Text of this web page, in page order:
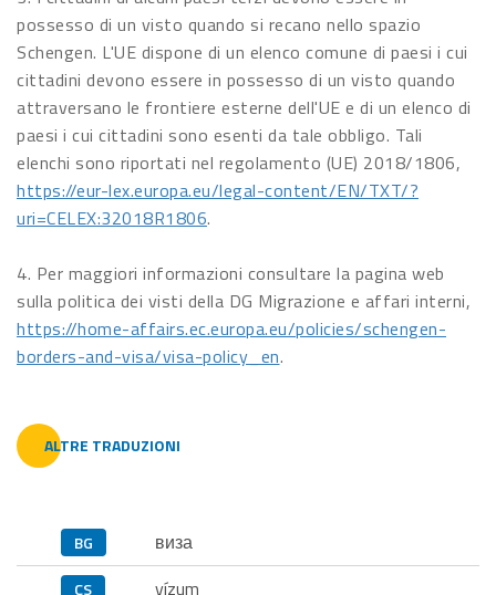
possesso di un visto quando si recano nello spazio
Schengen. L'UE dispone di un elenco comune di paesi i cui
cittadini devono essere in possesso di un visto quando
attraversano le frontiere esterne dell'UE e di un elenco di
paesi i cui cittadini sono esenti da tale obbligo. Tali
elenchi sono riportati nel regolamento (UE) 2018/1806,
https://eur-lex.europa.eu/legal-content/EN/TXT/?
uri=CELEX:32018R1806.
4. Per maggiori informazioni consultare la pagina web
sulla politica dei visti della DG Migrazione e affari interni,
https://home-affairs.ec.europa.eu/policies/schengen-
borders-and-visa/visa-policy_en.
ALTRE TRADUZIONI
BG виза
CS vízum